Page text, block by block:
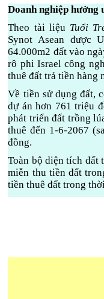
Doanh nghiệp hưởng
Theo tài liệu Tuổi
Synot Asean được
64.000m2 đất vào
rô phi Israel công
thuê đất trả tiền hàng
Về tiền sử dụng đất,
dự án hơn 761 triệu
phát triển đất trồng
thuê đến 1-6-2067
đồng.
Toàn bộ diện tích đất
miễn thu tiền đất
tiền thuê đất trong